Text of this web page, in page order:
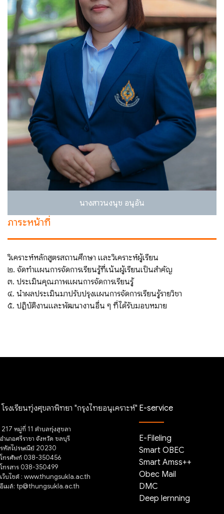
นางสาวนงนุช อนุอัน
ภาระหน้าที่
วิเคราะห์หลักสูตรสถานศึกษา และวิเคราะห์ผู้เรียน
๒. จัดทำแผนการจัดการเรียนรู้ที่เน้นผู้เรียนเป็นสำคัญ
๓. ประเมินคุณภาพแผนการจัดการเรียนรู้
๔. นำผลประเมินมาปรับปรุงแผนการจัดการเรียนรู้รายวิชา
๕. ปฏิบัติงานและพัฒนางานอื่น ๆ ที่ได้รับมอบหมาย
โรงเรียนทุ่งศุขลาพิทยา "กรุงไทยอนุเคราะห์"
217 หมู่ที่ 11 ตำบลทุ่งสุขลา
อำเภอศรีราชา จังหวัด ชลบุรี
รหัสไปรษณีย์ 20230
โทรศัพท์ 038-350456
โทรสาร 038-350499
เว็บไซต์ : www.thungsukla.ac.th
อีเมล์: tp@thungsukla.ac.th
E-service
E-Fileling
Smart OBEC
Smart Amss++
Obec Mail
DMC
Deep lernning